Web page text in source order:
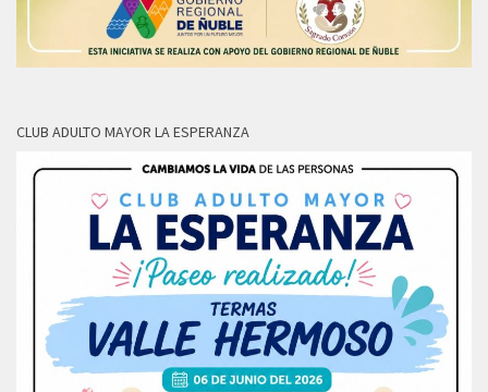
CLUB ADULTO MAYOR LA ESPERANZA